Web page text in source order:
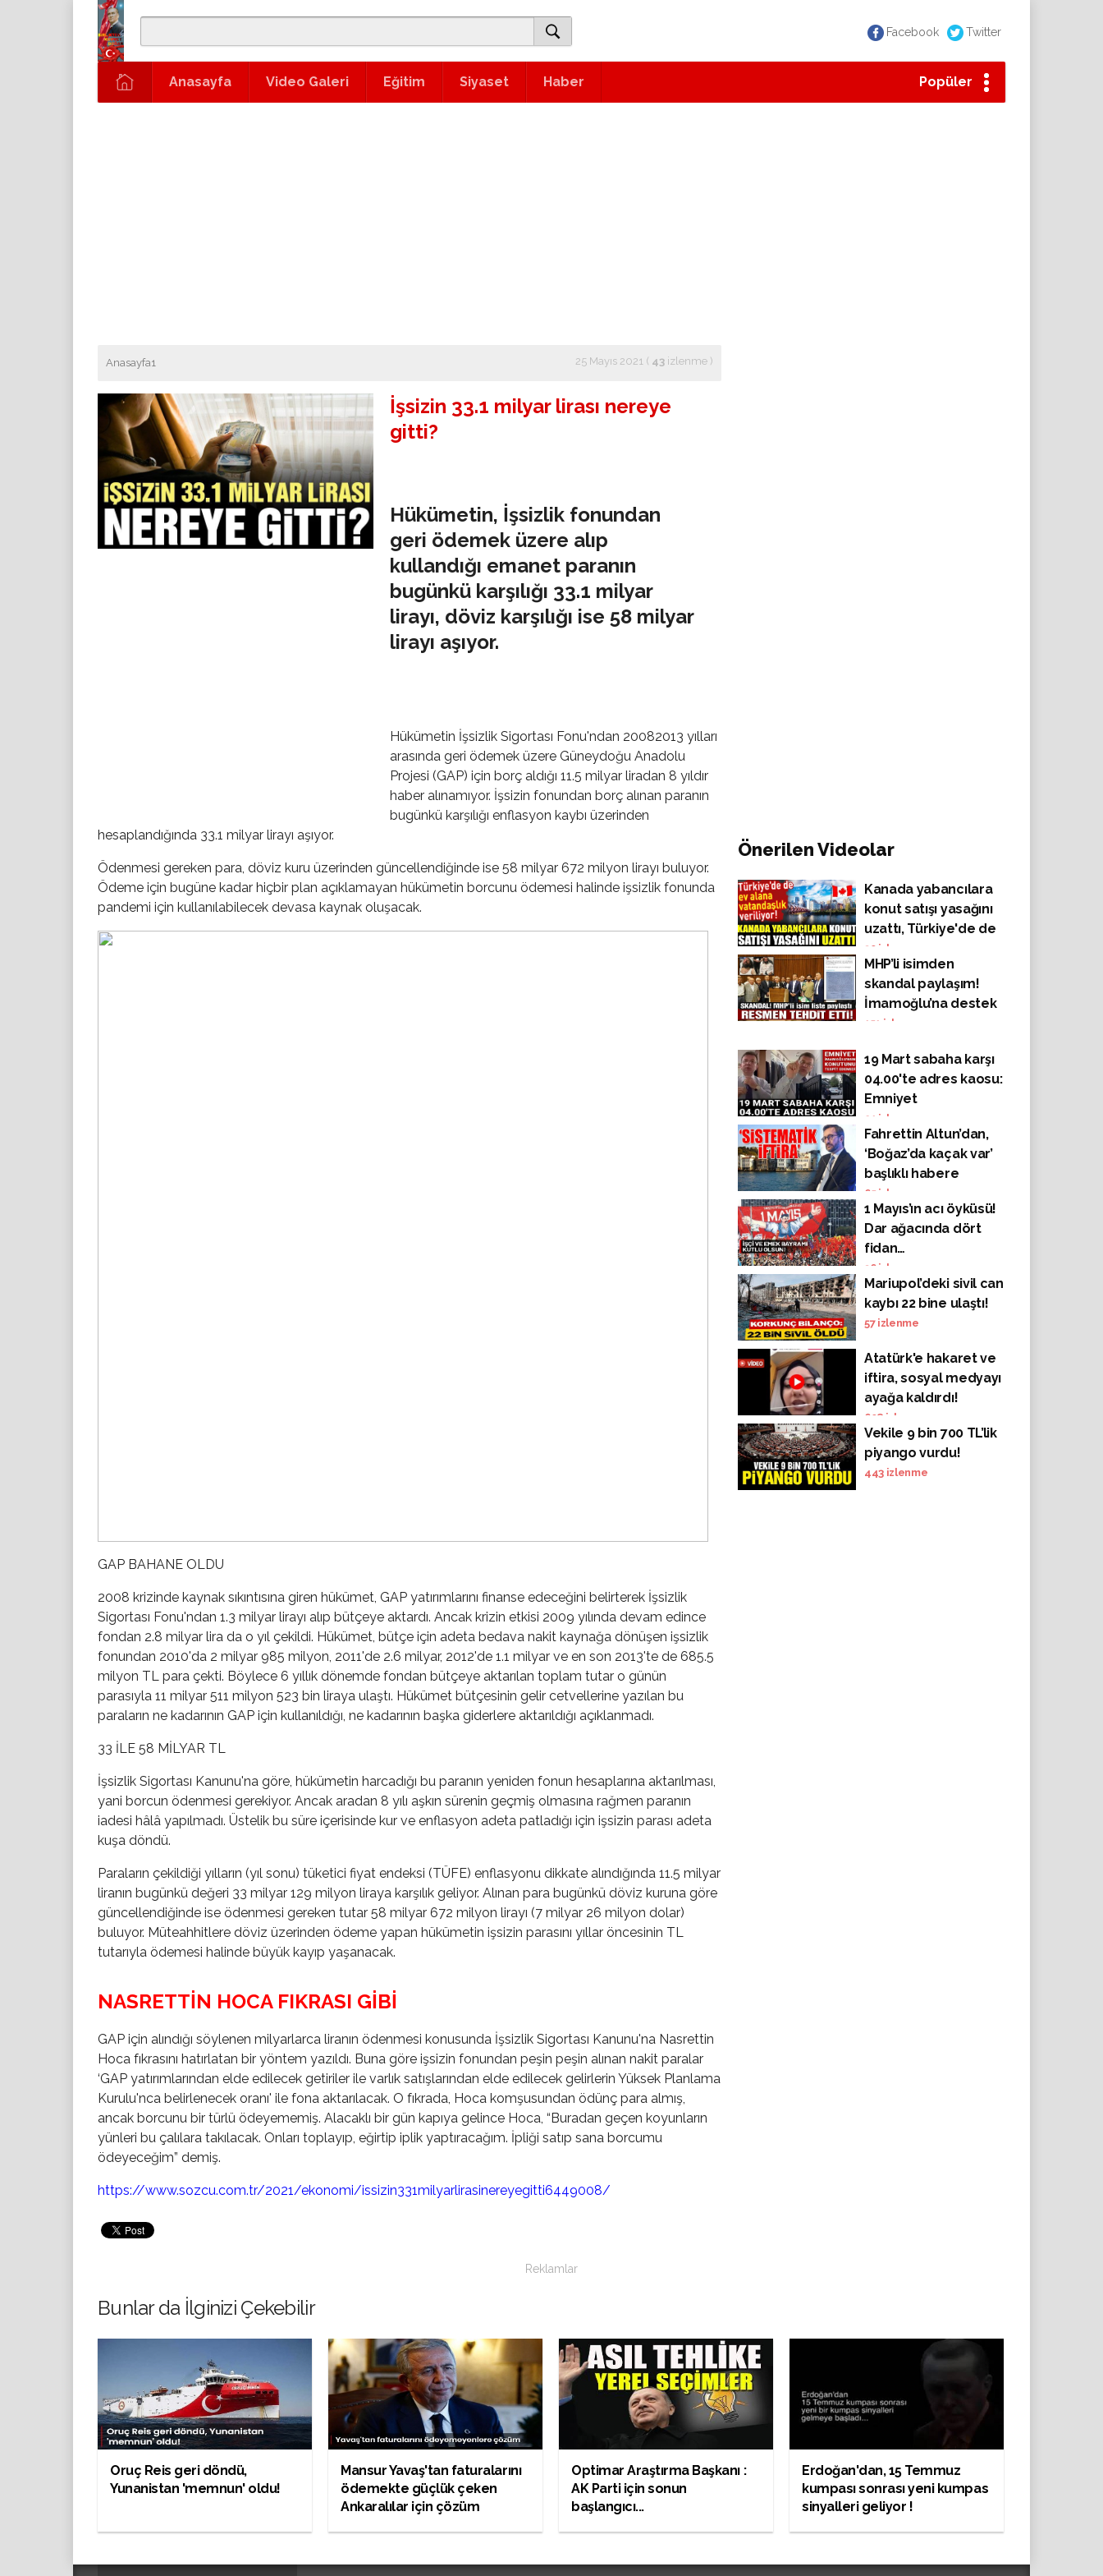
Facebook Twitter
Anasayfa Video Galeri Eğitim Siyaset Haber Popüler
Anasayfa1 25 Mayıs 2021 ( 43 izlenme )
İşsizin 33.1 milyar lirası nereye
gitti?
Hükümetin, İşsizlik fonundan
geri ödemek üzere alıp
kullandığı emanet paranın
bugünkü karşılığı 33.1 milyar
lirayı, döviz karşılığı ise 58 milyar
lirayı aşıyor.
Hükümetin İşsizlik Sigortası Fonu'ndan 20082013 yılları
arasında geri ödemek üzere Güneydoğu Anadolu
Projesi (GAP) için borç aldığı 11.5 milyar liradan 8 yıldır
haber alınamıyor. İşsizin fonundan borç alınan paranın
bugünkü karşılığı enflasyon kaybı üzerinden
hesaplandığında 33.1 milyar lirayı aşıyor.
Ödenmesi gereken para, döviz kuru üzerinden güncellendiğinde ise 58 milyar 672 milyon lirayı buluyor.
Ödeme için bugüne kadar hiçbir plan açıklamayan hükümetin borcunu ödemesi halinde işsizlik fonunda
pandemi için kullanılabilecek devasa kaynak oluşacak.
GAP BAHANE OLDU
2008 krizinde kaynak sıkıntısına giren hükümet, GAP yatırımlarını finanse edeceğini belirterek İşsizlik
Sigortası Fonu'ndan 1.3 milyar lirayı alıp bütçeye aktardı. Ancak krizin etkisi 2009 yılında devam edince
fondan 2.8 milyar lira da o yıl çekildi. Hükümet, bütçe için adeta bedava nakit kaynağa dönüşen işsizlik
fonundan 2010'da 2 milyar 985 milyon, 2011'de 2.6 milyar, 2012'de 1.1 milyar ve en son 2013'te de 685.5
milyon TL para çekti. Böylece 6 yıllık dönemde fondan bütçeye aktarılan toplam tutar o günün
parasıyla 11 milyar 511 milyon 523 bin liraya ulaştı. Hükümet bütçesinin gelir cetvellerine yazılan bu
paraların ne kadarının GAP için kullanıldığı, ne kadarının başka giderlere aktarıldığı açıklanmadı.
33 İLE 58 MİLYAR TL
İşsizlik Sigortası Kanunu'na göre, hükümetin harcadığı bu paranın yeniden fonun hesaplarına aktarılması,
yani borcun ödenmesi gerekiyor. Ancak aradan 8 yılı aşkın sürenin geçmiş olmasına rağmen paranın
iadesi hâlâ yapılmadı. Üstelik bu süre içerisinde kur ve enflasyon adeta patladığı için işsizin parası adeta
kuşa döndü.
Paraların çekildiği yılların (yıl sonu) tüketici fiyat endeksi (TÜFE) enflasyonu dikkate alındığında 11.5 milyar
liranın bugünkü değeri 33 milyar 129 milyon liraya karşılık geliyor. Alınan para bugünkü döviz kuruna göre
güncellendiğinde ise ödenmesi gereken tutar 58 milyar 672 milyon lirayı (7 milyar 26 milyon dolar)
buluyor. Müteahhitlere döviz üzerinden ödeme yapan hükümetin işsizin parasını yıllar öncesinin TL
tutarıyla ödemesi halinde büyük kayıp yaşanacak.
NASRETTİN HOCA FIKRASI GİBİ
GAP için alındığı söylenen milyarlarca liranın ödenmesi konusunda İşsizlik Sigortası Kanunu'na Nasrettin
Hoca fıkrasını hatırlatan bir yöntem yazıldı. Buna göre işsizin fonundan peşin peşin alınan nakit paralar
‘GAP yatırımlarından elde edilecek getiriler ile varlık satışlarından elde edilecek gelirlerin Yüksek Planlama
Kurulu'nca belirlenecek oranı' ile fona aktarılacak. O fıkrada, Hoca komşusundan ödünç para almış,
ancak borcunu bir türlü ödeyememiş. Alacaklı bir gün kapıya gelince Hoca, “Buradan geçen koyunların
yünleri bu çalılara takılacak. Onları toplayıp, eğirtip iplik yaptıracağım. İpliği satıp sana borcumu
ödeyeceğim” demiş.
https://www.sozcu.com.tr/2021/ekonomi/issizin331milyarlirasinereyegitti6449008/
Önerilen Videolar
Kanada yabancılara
konut satışı yasağını
uzattı, Türkiye'de de
ev alana vatandaşlık
veriliyor!
30 izlenme
MHP’li isimden
skandal paylaşım!
İmamoğlu’na destek
verenlerin listesini
151 izlenme
19 Mart sabaha karşı
04.00'te adres kaosu:
Emniyet
İmamoğlu'nun
konutunu tespit
edemedi
21 izlenme
Fahrettin Altun’dan,
‘Boğaz’da kaçak var’
başlıklı habere
tazminat talebi!
65 izlenme
1 Mayıs’ın acı öyküsü!
Dar ağacında dört
fidan…
36 izlenme
Mariupol’deki sivil can
kaybı 22 bine ulaştı!
57izlenme
Atatürk'e hakaret ve
iftira, sosyal medyayı
ayağa kaldırdı!
608 izlenme
Vekile 9 bin 700 TL’lik
piyango vurdu!
443 izlenme
Reklamlar
Bunlar da İlginizi Çekebilir
Oruç Reis geri döndü,
Yunanistan 'memnun' oldu!
Mansur Yavaş'tan faturalarını
ödemekte güçlük çeken
Ankaralılar için çözüm
Optimar Araştırma Başkanı :
AK Parti için sonun
başlangıcı...
Erdoğan'dan, 15 Temmuz
kumpası sonrası yeni kumpas
sinyalleri geliyor !